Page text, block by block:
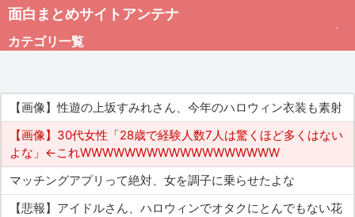
面白まとめサイトアンテナ
カテゴリ一覧
総合
アダルト
【画像】性遊の上坂すみれさん、今年のハロウィン衣装も素射
【画像】30代女性「28歳で経験人数7人は驚くほど多くはない
よな」←これWWWWWWWWWWWWWWWWWW
マッチングアプリって絶対、女を調子に乗らせたよな
【悲報】アイドルさん、ハロウィンでオタクにとんでもない花